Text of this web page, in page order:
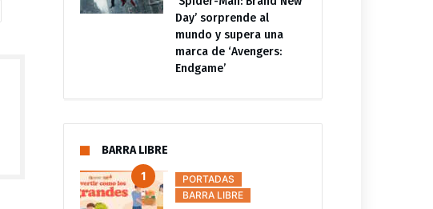
Day’ sorprende al
mundo y supera una
marca de ‘Avengers:
Endgame’
BARRA LIBRE
PORTADAS
BARRA LIBRE